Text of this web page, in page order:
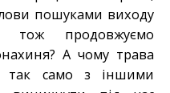
пошуками виходу
тож продовжуємо
А чому трава
так само з іншими